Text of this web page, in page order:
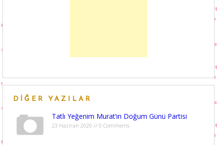
DIĞER YAZILAR
Tatlı Yeğenim Murat’ın Doğum Günü Partisi
23 Haziran 2020 // 0 Comments